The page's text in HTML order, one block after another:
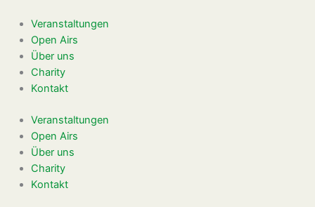
Inhalt
springen
Veranstaltungen
Open Airs
Über uns
Charity
Kontakt
Veranstaltungen
Open Airs
Über uns
Charity
Kontakt